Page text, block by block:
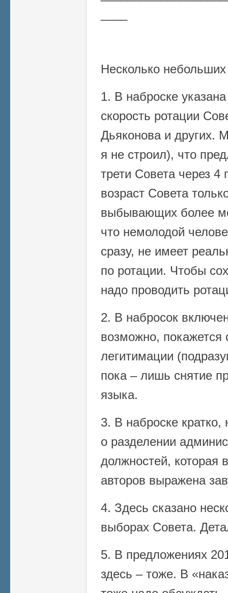
Несколько
1. В наброске
скорость ротации
Дьяконова и других.
я не строил), что
трети Совета через 4
возраст Совета
выбывающих более
что немолодой
сразу, не имеет
по ротации. Чтобы
надо проводить
2. В набросок
возможно,
легитимации
пока – лишь снятие
языка.
3. В наброске
о разделении
должностей, которая
авторов выражена
4. Здесь сказано
выборах Совета.
5. В предложениях
здесь – тоже. В